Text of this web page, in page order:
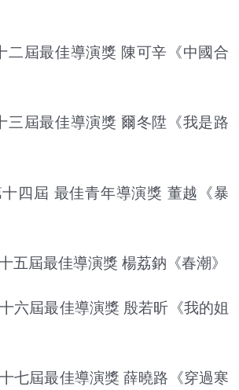
屆最佳導演獎 陳可辛《中國合
屆最佳導演獎 爾冬陞《我是路
四屆 最佳青年導演獎 董越《暴
屆最佳導演獎 楊荔鈉《春潮》
六屆最佳導演獎 殷若昕《我的姐
七屆最佳導演獎 薛曉路《穿過寒